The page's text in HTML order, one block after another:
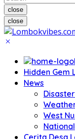
close
close
Hidden Gem
News
West
National
Cerita Desa